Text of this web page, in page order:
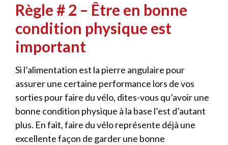
Règle # 2 – Être en bonne
condition physique est
important
Si l’alimentation est la pierre angulaire pour
assurer une certaine performance lors de vos
sorties pour faire du vélo, dites-vous qu’avoir une
bonne condition physique à la base l’est d’autant
plus. En fait, faire du vélo représente déjà une
excellente façon de garder une bonne